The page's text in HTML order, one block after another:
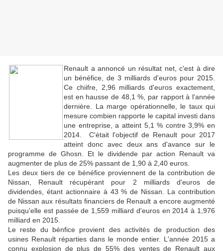
Renault a annoncé un résultat net, c'est à dire
un bénéfice, de 3 milliards d'euros pour 2015.
Ce chiifre, 2,96 milliards d'euros exactement,
est en hausse de 48,1 %, par rapport à l'année
dernière. La marge opérationnelle, le taux qui
mesure combien rapporte le capital investi dans
une entreprise, a atteint 5,1 % contre 3,9% en
2014. C'était l'objectif de Renault pour 2017
atteint donc avec deux ans d'avance sur le
programme de Ghosn. Et le dividende par action Renault va
augmenter de plus de 25% passant de 1,90 à 2,40 euros.
Les deux tiers de ce bénéfice proviennent de la contribution de
Nissan, Renault récupérant pour 2 milliards d'euros de
dividendes, étant actionnaire à 43 % de Nissan. La contribution
de Nissan aux résultats financiers de Renault a encore augmenté
puisqu'elle est passée de 1,559 milliard d'euros en 2014 à 1,976
milliard en 2015.
Le reste du bénfice provient des activités de production des
usines Renault réparties dans le monde entier. L'année 2015 a
connu explosion de plus de 55% des ventes de Renault aux